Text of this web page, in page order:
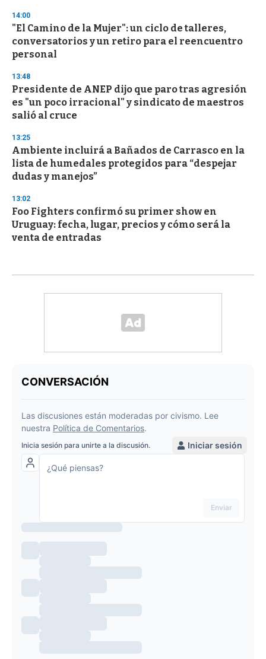
14:00
"El Camino de la Mujer": un ciclo de talleres,
conversatorios y un retiro para el reencuentro
personal
13:48
Presidente de ANEP dijo que paro tras agresión
es "un poco irracional" y sindicato de maestros
salió al cruce
13:25
Ambiente incluirá a Bañados de Carrasco en la
lista de humedales protegidos para “despejar
dudas y manejos”
13:02
Foo Fighters confirmó su primer show en
Uruguay: fecha, lugar, precios y cómo será la
venta de entradas